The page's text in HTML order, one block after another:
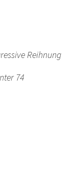
Reihnung
74